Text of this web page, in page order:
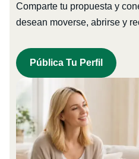
Comparte tu propuesta y
desean moverse, abrirse y
Pública Tu Perfil